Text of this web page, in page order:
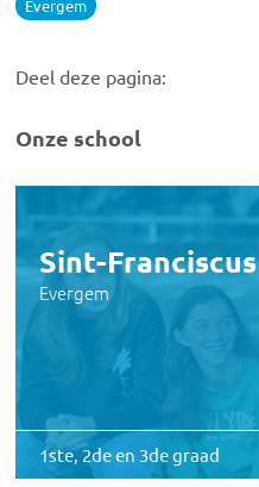
Evergem
Deel deze pagina:
Onze school
Sint-Franciscus
Evergem
1ste, 2de en 3de graad